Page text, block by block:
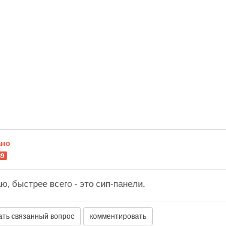
быстрее всего - это сип-панели.